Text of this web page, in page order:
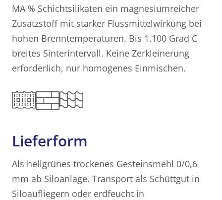
MA % Schichtsilikaten ein magnesiumreicher
Zusatzstoff mit starker Flussmittelwirkung bei
hohen Brenntemperaturen. Bis 1.100 Grad C
breites Sinterintervall. Keine Zerkleinerung
erforderlich, nur homogenes Einmischen.
Lieferform
Als hellgrünes trockenes Gesteinsmehl 0/0,6
mm ab Siloanlage. Transport als Schüttgut in
Siloaufliegern oder erdfeucht in